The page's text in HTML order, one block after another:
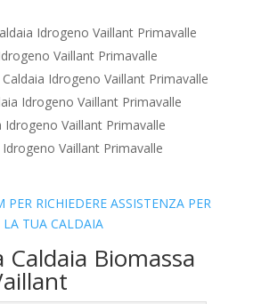
Idrogeno Vaillant Primavalle
Vaillant Primavalle
Caldaia Idrogeno Vaillant Primavalle
Idrogeno Vaillant Primavalle
Idrogeno Vaillant Primavalle
Idrogeno Vaillant Primavalle
RICHIEDERE ASSISTENZA PER
LA TUA CALDAIA
Caldaia Biomassa